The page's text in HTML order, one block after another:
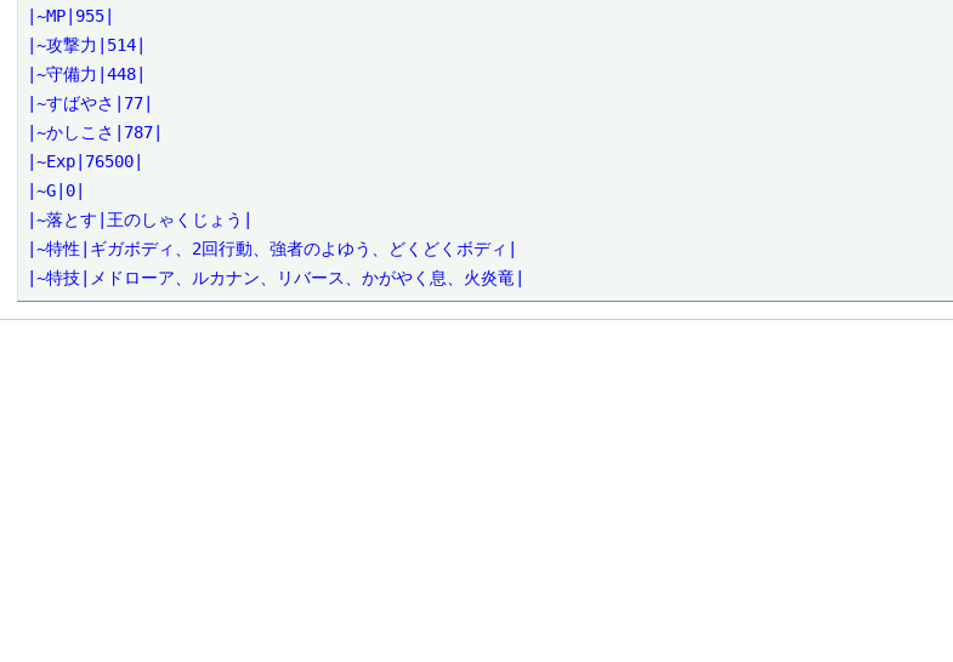
|~MP|955|
|~攻撃力|514|
|~守備力|448|
|~すばやさ|77|
|~かしこさ|787|
|~Exp|76500|
|~G|0|
|~落とす|王のしゃくじょう|
|~特性|ギガボディ、2回行動、強者のよゆう、どくどくボディ|
|~特技|メドローア、ルカナン、リバース、かがやく息、火炎竜|